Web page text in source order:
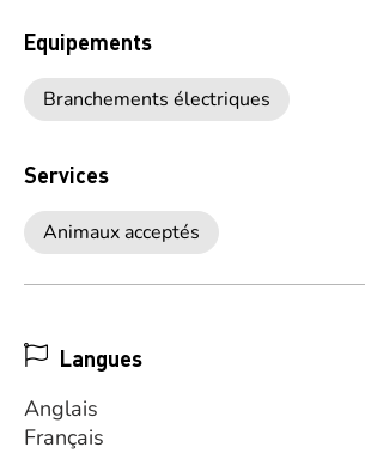
Equipements
Branchements électriques
Services
Animaux acceptés
Langues
Anglais
Français